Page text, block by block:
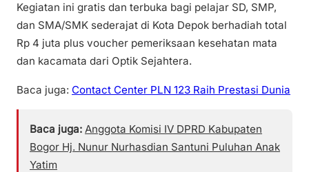
Kegiatan ini gratis dan terbuka bagi pelajar SD, SMP,
dan SMA/SMK sederajat di Kota Depok berhadiah total
Rp 4 juta plus voucher pemeriksaan kesehatan mata
dan kacamata dari Optik Sejahtera.
Baca juga: Contact Center PLN 123 Raih Prestasi Dunia
Baca juga: Anggota Komisi IV DPRD Kabupaten
Bogor Hj. Nunur Nurhasdian Santuni Puluhan Anak
Yatim